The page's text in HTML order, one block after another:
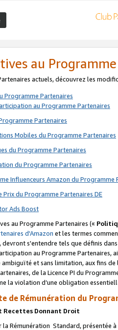
au
actuels, découvrez les
Programme Partenaires
au Programme Partenaires
Partenaires
Mobiles du Programme Partenaires
du Programme Partenaires
du Programme Partenaires
Influenceurs Amazon du Programme
du Programme Partenaires DE
Ads Boost
au Programme Partenaires («
d'Amazon et les termes
devront s'entendre tels que définis
au Programme Partenaires,
et sans limitation, aux fins
de la Licence PI du
la violation d’une obligation
de Rémunération du
Recettes Donnant Droit
la Rémunération Standard, présentée